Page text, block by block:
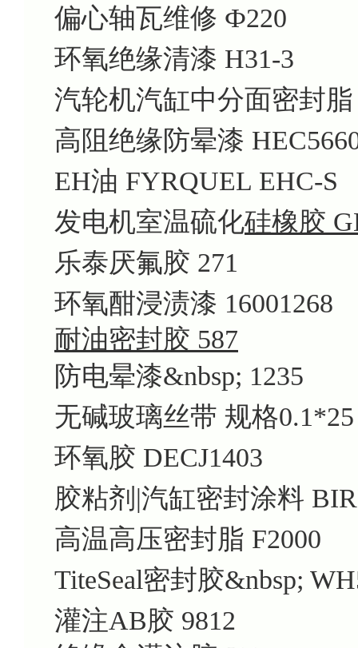
偏心轴瓦维修 Ф220
环氧绝缘清漆 H31-3
汽轮机汽缸中分面密封脂
高阻绝缘防晕漆
EH油 FYRQUEL EHC-S
发电机室温硫化硅橡胶
乐泰厌氟胶 271
环氧酣浸渍漆 16001268
耐油密封胶 587
防电晕漆&nbsp; 1235
无碱玻璃丝带 规格0.1*25
环氧胶 DECJ1403
胶粘剂|汽缸密封涂料
高温高压密封脂 F2000
TiteSeal密封胶&nbsp;
灌注AB胶 9812